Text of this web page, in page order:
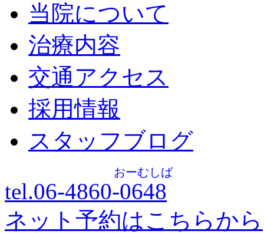
当院について
治療内容
交通アクセス
採用情報
スタッフブログ
tel.06-4860-0648
おーむしば
ネット予約はこちらから